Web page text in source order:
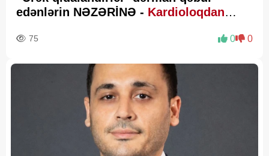
edənlərin NƏZƏRİNƏ - Kardioloqdan
75 0 0